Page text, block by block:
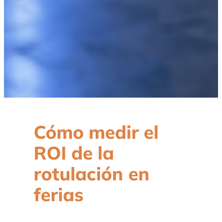
Cómo medir el
ROI de la
rotulación en
ferias